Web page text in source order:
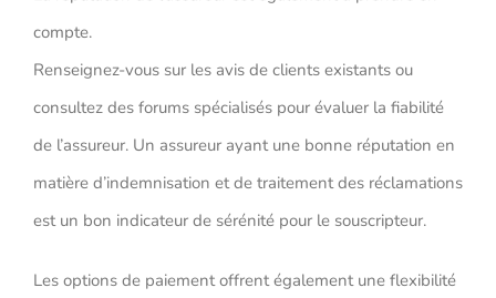
compte.
Renseignez-vous sur les avis de clients existants ou
consultez des forums spécialisés pour évaluer la fiabilité
de l’assureur. Un assureur ayant une bonne réputation en
matière d’indemnisation et de traitement des réclamations
est un bon indicateur de sérénité pour le souscripteur.
Les options de paiement offrent également une flexibilité